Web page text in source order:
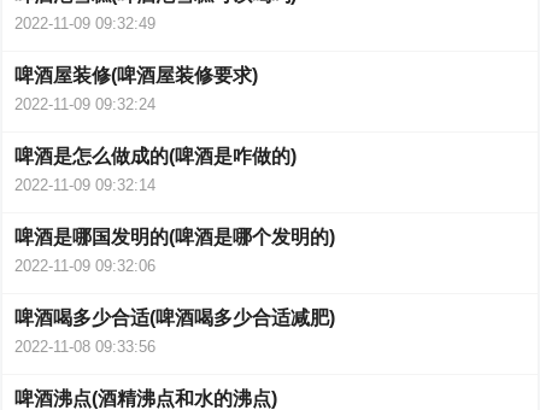
2022-11-09 09:32:49
啤酒屋装修(啤酒屋装修要求)
2022-11-09 09:32:24
啤酒是怎么做成的(啤酒是咋做的)
2022-11-09 09:32:14
啤酒是哪国发明的(啤酒是哪个发明的)
2022-11-09 09:32:06
啤酒喝多少合适(啤酒喝多少合适减肥)
2022-11-08 09:33:56
啤酒沸点(酒精沸点和水的沸点)